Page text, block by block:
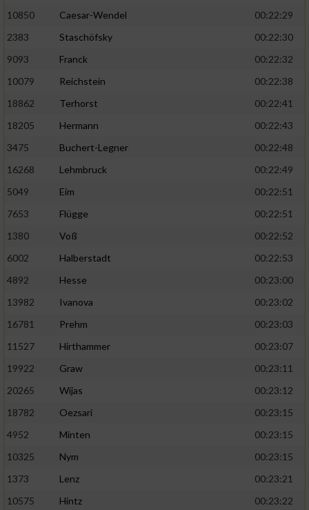
10850
Caesar-Wendel
00:22:29
2383
Staschöfsky
00:22:30
9093
Franck
00:22:32
10079
Reichstein
00:22:38
18862
Terhorst
00:22:41
18205
Hermann
00:22:43
3475
Buchert-Legner
00:22:48
16268
Lehmbruck
00:22:49
5049
Eim
00:22:51
7653
Flügge
00:22:51
1380
Voß
00:22:52
6002
Halberstadt
00:22:53
4892
Hesse
00:23:00
13982
Ivanova
00:23:02
16781
Prehm
00:23:03
11527
Hirthammer
00:23:07
19922
Graw
00:23:11
20265
Wijas
00:23:12
18782
Oezsari
00:23:15
4952
Minten
00:23:15
10325
Nym
00:23:15
1373
Lenz
00:23:21
10575
Hintz
00:23:22